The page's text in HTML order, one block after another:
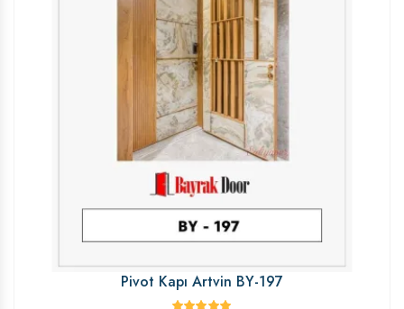
Pivot Kapı Artvin BY-197